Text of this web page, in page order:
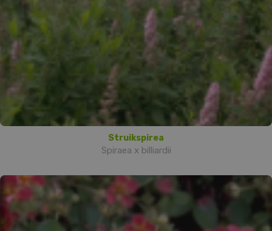
Struikspirea
Spiraea x billiardii